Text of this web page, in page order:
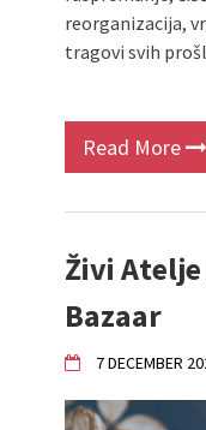
reorganizacija,
tragovi svih
Read More
Živi
Bazaar
7 DECEMBER